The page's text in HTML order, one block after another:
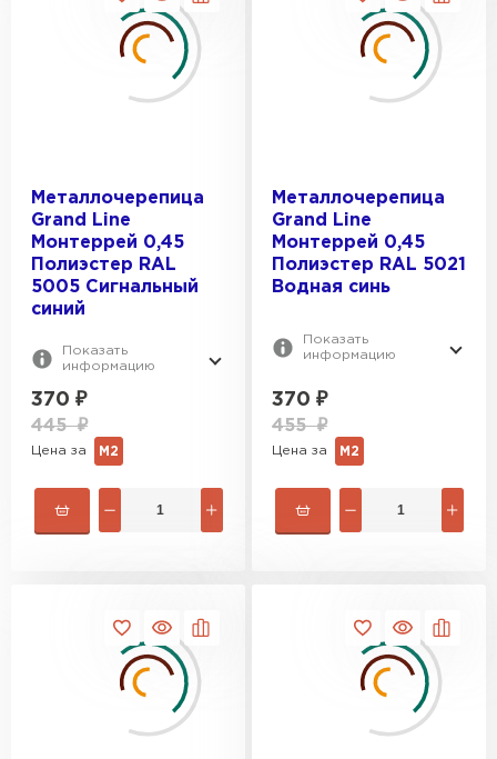
Металлочерепица
Grand Line
Монтеррей 0,45
Полиэстер RAL
5005 Сигнальный
синий
Показать
информацию
370 ₽
445₽
Цена за М2
Металлочерепица
Grand Line
Монтеррей 0,45
Полиэстер RAL 5021
Водная синь
Показать
информацию
370 ₽
455₽
Цена за М2
Ондулин